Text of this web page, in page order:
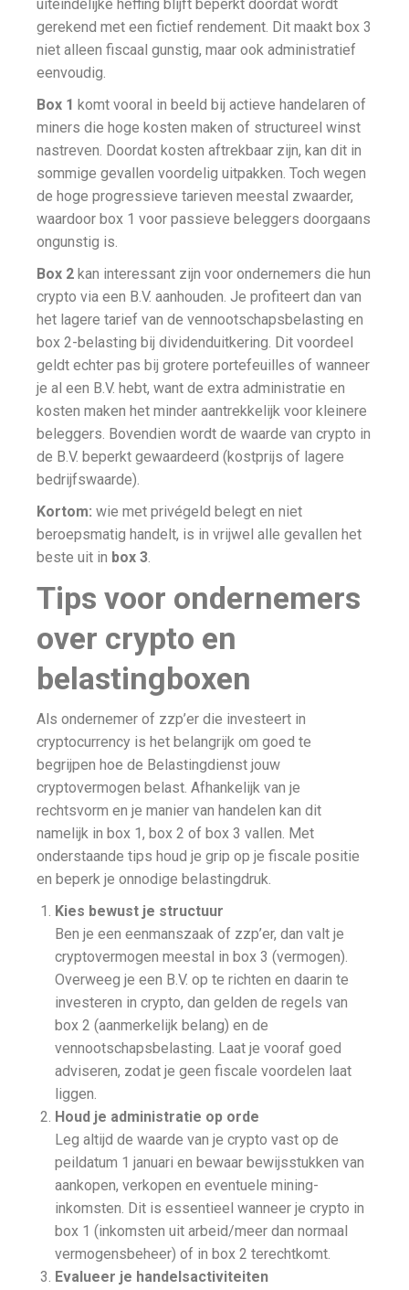
uiteindelijke heffing blijft beperkt doordat wordt
gerekend met een fictief rendement. Dit maakt box 3
niet alleen fiscaal gunstig, maar ook administratief
eenvoudig.
Box 1 komt vooral in beeld bij actieve handelaren of
miners die hoge kosten maken of structureel winst
nastreven. Doordat kosten aftrekbaar zijn, kan dit in
sommige gevallen voordelig uitpakken. Toch wegen
de hoge progressieve tarieven meestal zwaarder,
waardoor box 1 voor passieve beleggers doorgaans
ongunstig is.
Box 2 kan interessant zijn voor ondernemers die hun
crypto via een B.V. aanhouden. Je profiteert dan van
het lagere tarief van de vennootschapsbelasting en
box 2-belasting bij dividenduitkering. Dit voordeel
geldt echter pas bij grotere portefeuilles of wanneer
je al een B.V. hebt, want de extra administratie en
kosten maken het minder aantrekkelijk voor kleinere
beleggers. Bovendien wordt de waarde van crypto in
de B.V. beperkt gewaardeerd (kostprijs of lagere
bedrijfswaarde).
Kortom: wie met privégeld belegt en niet
beroepsmatig handelt, is in vrijwel alle gevallen het
beste uit in box 3.
Tips voor ondernemers
over crypto en
belastingboxen
Als ondernemer of zzp’er die investeert in
cryptocurrency is het belangrijk om goed te
begrijpen hoe de Belastingdienst jouw
cryptovermogen belast. Afhankelijk van je
rechtsvorm en je manier van handelen kan dit
namelijk in box 1, box 2 of box 3 vallen. Met
onderstaande tips houd je grip op je fiscale positie
en beperk je onnodige belastingdruk.
Kies bewust je structuur
Ben je een eenmanszaak of zzp’er, dan valt je
cryptovermogen meestal in box 3 (vermogen).
Overweeg je een B.V. op te richten en daarin te
investeren in crypto, dan gelden de regels van
box 2 (aanmerkelijk belang) en de
vennootschapsbelasting. Laat je vooraf goed
adviseren, zodat je geen fiscale voordelen laat
liggen.
Houd je administratie op orde
Leg altijd de waarde van je crypto vast op de
peildatum 1 januari en bewaar bewijsstukken van
aankopen, verkopen en eventuele mining-
inkomsten. Dit is essentieel wanneer je crypto in
box 1 (inkomsten uit arbeid/meer dan normaal
vermogensbeheer) of in box 2 terechtkomt.
Evalueer je handelsactiviteiten